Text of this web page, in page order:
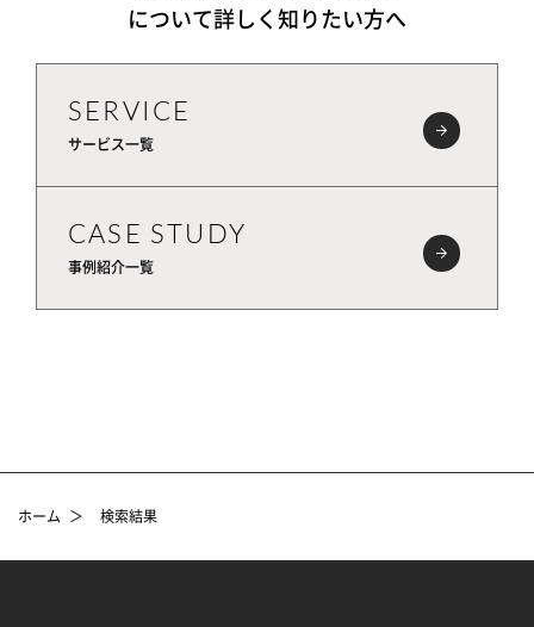
について詳しく知りたい方へ
SERVICE
サービス一覧
CASE STUDY
事例紹介一覧
ホーム ＞ 検索結果